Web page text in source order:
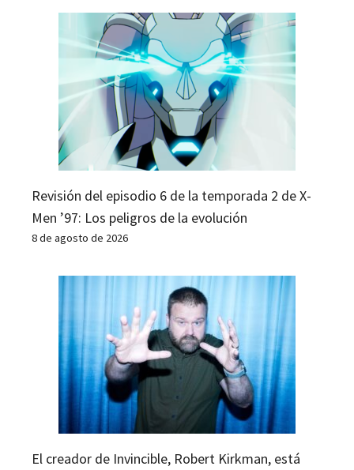
Revisión del episodio 6 de la temporada 2 de X-
Men ’97: Los peligros de la evolución
8 de agosto de 2026
El creador de Invincible, Robert Kirkman, está